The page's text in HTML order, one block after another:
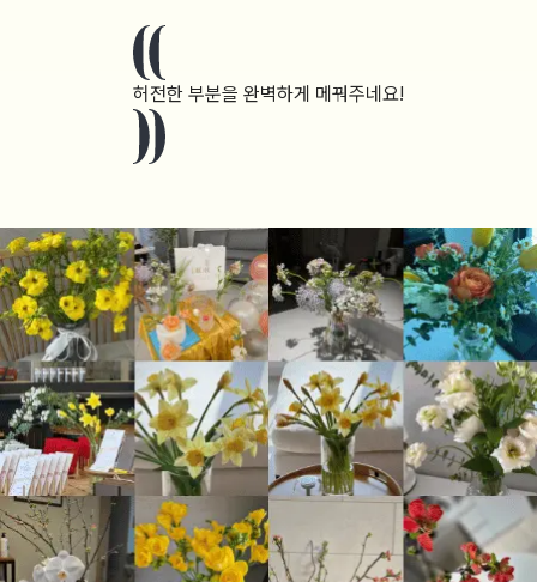
허전한 부분을 완벽하게 메꿔주네요!